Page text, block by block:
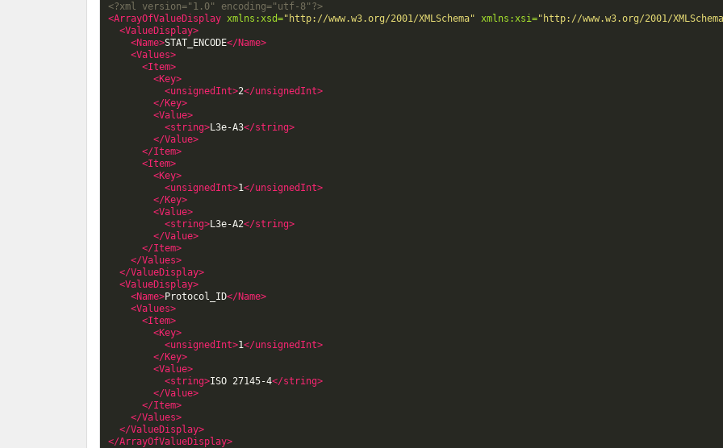
<?xml version="1.0" encoding="utf-8"?>
<ArrayOfValueDisplay xmlns:xsd="http://www.w3.org/2001/XMLSchema" xmlns:xsi="http://www.w3.org/2001/
<ValueDisplay>
<Name>STAT_ENCODE</Name>
<Values>
<Item>
<Key>
<unsignedInt>2</unsignedInt>
</Key>
<Value>
<string>L3e-A3</string>
</Value>
</Item>
<Item>
<Key>
<unsignedInt>1</unsignedInt>
</Key>
<Value>
<string>L3e-A2</string>
</Value>
</Item>
</Values>
</ValueDisplay>
<ValueDisplay>
<Name>Protocol_ID</Name>
<Values>
<Item>
<Key>
<unsignedInt>1</unsignedInt>
</Key>
<Value>
<string>ISO 27145-4</string>
</Value>
</Item>
</Values>
</ValueDisplay>
</ArrayOfValueDisplay>